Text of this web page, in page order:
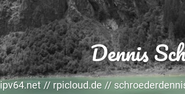
Dennis
ipv64.net // rpicloud.de //